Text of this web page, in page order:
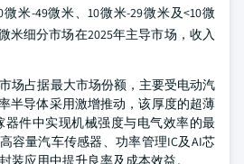
米-49微米、10微米-29微米及<10微
米细分市场在2025年主导市场，收入
场占据最大市场份额，主要受电动汽
半导体采用激增推动，该厚度的超薄
件中实现机械强度与电气效率的最
容量汽车传感器、功率管理IC及AI芯
装应用中提升良率及成本效益。